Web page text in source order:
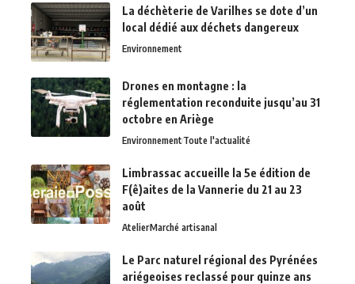
La déchèterie de Varilhes se dote d’un
local dédié aux déchets dangereux
Environnement
Drones en montagne : la
réglementation reconduite jusqu’au 31
octobre en Ariège
EnvironnementToute l'actualité
Limbrassac accueille la 5e édition de
F(ê)aites de la Vannerie du 21 au 23
août
AtelierMarché artisanal
Le Parc naturel régional des Pyrénées
ariégeoises reclassé pour quinze ans